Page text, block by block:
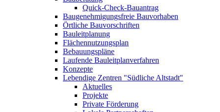
Quick-Check-Bauantrag
Baugenehmigungsfreie Bauvorhaben
Örtliche Bauvorschriften
Bauleitplanung
Flächennutzungsplan
Bebauungspläne
Laufende Bauleitplanverfahren
Konzepte
Lebendige Zentren "Südliche Altstadt"
Aktuelles
Projekte
Private Förderung